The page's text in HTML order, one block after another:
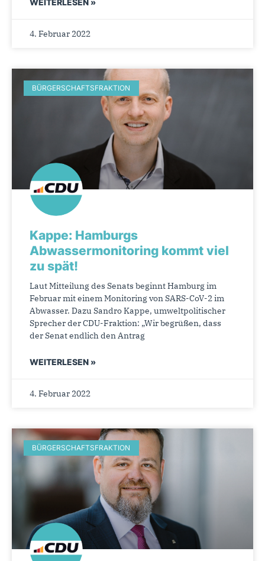
4. Februar 2022
BÜRGERSCHAFTSFRAKTION
Kappe: Hamburgs
Abwassermonitoring kommt viel
zu spät!
Laut Mitteilung des Senats beginnt Hamburg im
Februar mit einem Monitoring von SARS-CoV-2 im
Abwasser. Dazu Sandro Kappe, umweltpolitischer
Sprecher der CDU-Fraktion: „Wir begrüßen, dass
der Senat endlich den Antrag
WEITERLESEN »
4. Februar 2022
BÜRGERSCHAFTSFRAKTION